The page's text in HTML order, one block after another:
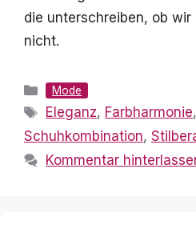
die unterschreiben, ob
nicht.
Kategorien
Mode
Schlagwörter
Eleganz, Farbharmonie,
Schuhkombination,
Kommentar